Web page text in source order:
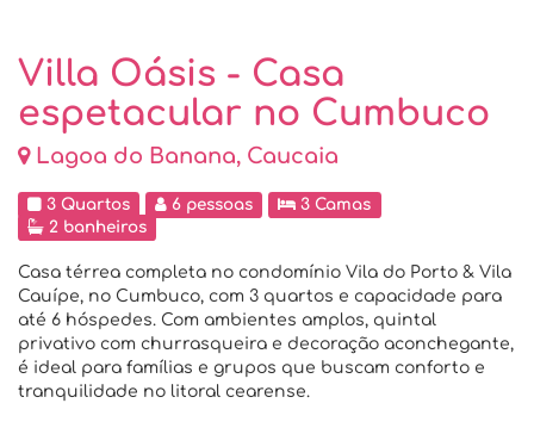
Villa Oásis - Casa
espetacular no Cumbuco
Lagoa do Banana, Caucaia
3 Quartos 6 pessoas
3 Camas
2 banheiros
Casa térrea completa no condomínio Vila do Porto & Vila
Cauípe, no Cumbuco, com 3 quartos e capacidade para
até 6 hóspedes. Com ambientes amplos, quintal
privativo com churrasqueira e decoração aconchegante,
é ideal para famílias e grupos que buscam conforto e
tranquilidade no litoral cearense.